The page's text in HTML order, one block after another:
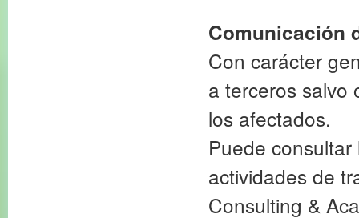
Comunicación
Con carácter
a terceros salvo
los afectados.
Puede
actividades de
Consulting &